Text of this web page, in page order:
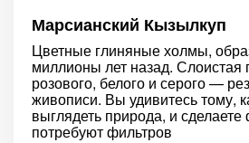
Марсианский Кызылкуп
Цветные глиняные холмы,
миллионы лет назад. Слоистая
розового, белого и серого —
живописи. Вы удивитесь тому,
выглядеть природа, и
потребуют фильтров